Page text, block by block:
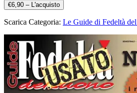
€6,90 – L'acquisto
Scarica Categoria: Le Guide di Fedeltà